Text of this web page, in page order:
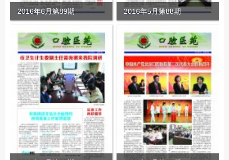
2016年6月第89期 2016年5月第88期